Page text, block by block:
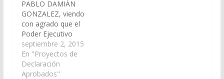
PABLO DAMIÁN
GONZALEZ, viendo
con agrado que el
Poder Ejecutivo
Provincial, incluya en el
Proyecto de
Presupuesto General
de la Provincia -
septiembre 2, 2015
En "Proyectos de
Declaración
Aprobados"